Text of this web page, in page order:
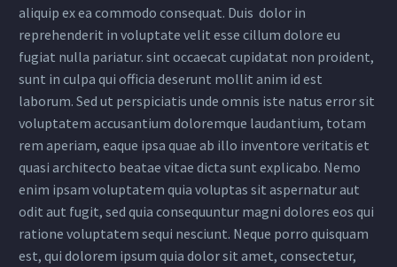
aliquip ex ea commodo consequat. Duis dolor in
reprehenderit in voluptate velit esse cillum dolore eu
fugiat nulla pariatur. sint occaecat cupidatat non proident,
sunt in culpa qui officia deserunt mollit anim id est
laborum. Sed ut perspiciatis unde omnis iste natus error sit
voluptatem accusantium doloremque laudantium, totam
rem aperiam, eaque ipsa quae ab illo inventore veritatis et
quasi architecto beatae vitae dicta sunt explicabo. Nemo
enim ipsam voluptatem quia voluptas sit aspernatur aut
odit aut fugit, sed quia consequuntur magni dolores eos qui
ratione voluptatem sequi nesciunt. Neque porro quisquam
est, qui dolorem ipsum quia dolor sit amet, consectetur,